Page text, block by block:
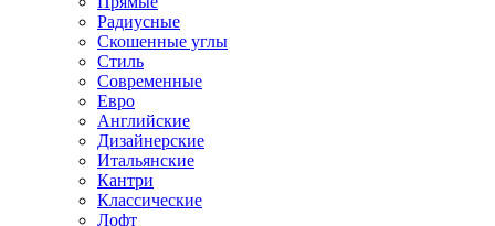
Радиусные
Скошенные углы
Стиль
Современные
Евро
Английские
Дизайнерские
Итальянские
Кантри
Классические
Лофт